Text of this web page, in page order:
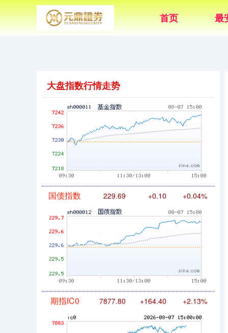
首页 最
大盘指数行情走势
创业板指 3563.12 +47.56 +1.35%
基金指数 7242.10 +12.30
国债指数 229.69 +0.10